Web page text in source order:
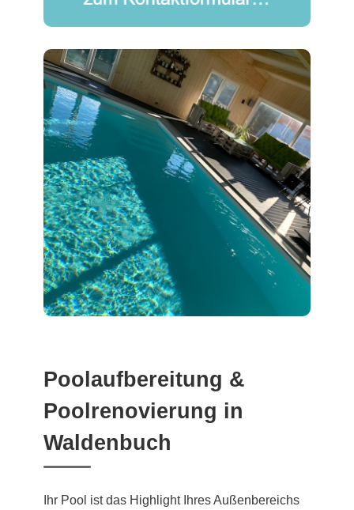
Poolaufbereitung &
Poolrenovierung in
Waldenbuch
Ihr Pool ist das Highlight Ihres Außenbereichs